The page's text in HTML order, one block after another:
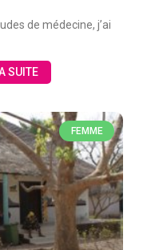
de médecine, j’ai
SUITE
FEMME